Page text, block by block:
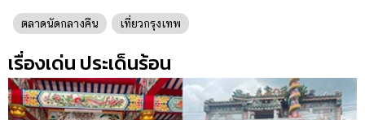
ตลาดนัดกลางคืน เที่ยวกรุงเทพ
เรื่องเด่น ประเด็นร้อน